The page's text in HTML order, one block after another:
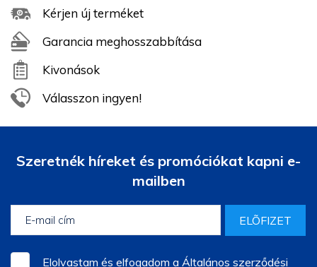
Kérjen új terméket
Garancia meghosszabbítása
Kivonások
Válasszon ingyen!
Szeretnék híreket és promóciókat kapni e-
mailben
ELÕFIZET
Elolvastam és elfogadom a Általános szerződési